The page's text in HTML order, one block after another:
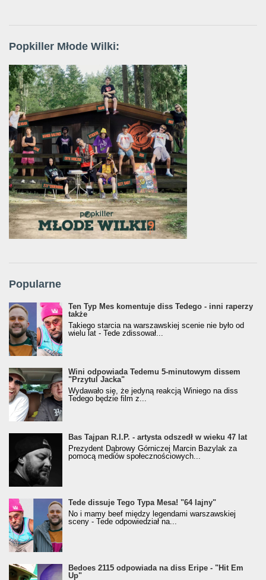
Popkiller Młode Wilki:
Popularne
Ten Typ Mes komentuje diss Tedego - inni raperzy
także
Takiego starcia na warszawskiej scenie nie było od
wielu lat - Tede zdissował...
Wini odpowiada Tedemu 5-minutowym dissem
"Przytul Jacka"
Wydawało się, że jedyną reakcją Winiego na diss
Tedego będzie film z...
Bas Tajpan R.I.P. - artysta odszedł w wieku 47 lat
Prezydent Dąbrowy Górniczej Marcin Bazylak za
pomocą mediów społecznościowych...
Tede dissuje Tego Typa Mesa! "64 lajny"
No i mamy beef między legendami warszawskiej
sceny - Tede odpowiedział na...
Bedoes 2115 odpowiada na diss Eripe - "Hit Em
Up"